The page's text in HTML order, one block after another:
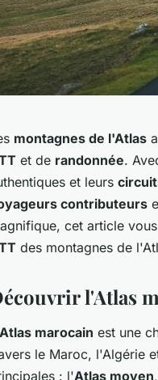
montagnes de l'Atlas
et de randonnée.
et leurs
contributeurs
cet article
des montagnes de
l'Atlas
Atlas marocain est une
le Maroc, l'Algérie
: l'Atlas moyen